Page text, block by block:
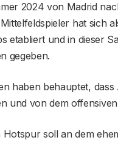
2024 von Madrid
hat sich
etabliert und in dieser
gegeben.
haben behauptet,
und von dem
soll an dem